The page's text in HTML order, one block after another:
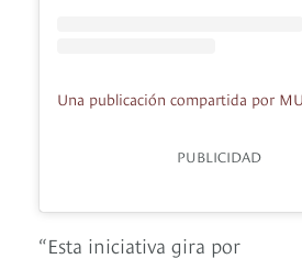
PUBLICIDAD
“Esta iniciativa gira por